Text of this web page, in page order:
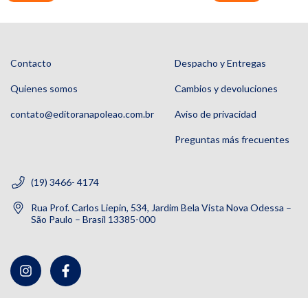
Contacto
Quienes somos
contato@editoranapoleao.com.br
Despacho y Entregas
Cambios y devoluciones
Aviso de privacidad
Preguntas más frecuentes
(19) 3466- 4174
Rua Prof. Carlos Liepin, 534, Jardim Bela Vista Nova Odessa –
São Paulo – Brasil 13385-000